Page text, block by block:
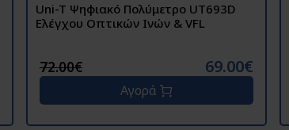
Uni-T Ψηφιακό Πολύμετρο UT693D
Ελέγχου Οπτικών Ινών & VFL
72.00€ 69.00€
Αγορά